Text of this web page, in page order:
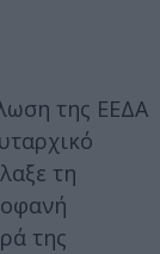
της ΕΕΔΑ
τη
της